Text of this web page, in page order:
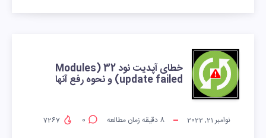
خطای آپدیت نود 32 (Modules
update failed) و نحوه رفع آنها
نوامبر 21, 2022 8 دقیقه زمان مطالعه 0
7267